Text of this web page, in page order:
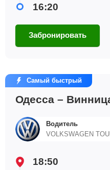
16:20
Забронировать
Самый быстрый
Одесса –
Водитель
VOLKSWAGEN
18:50